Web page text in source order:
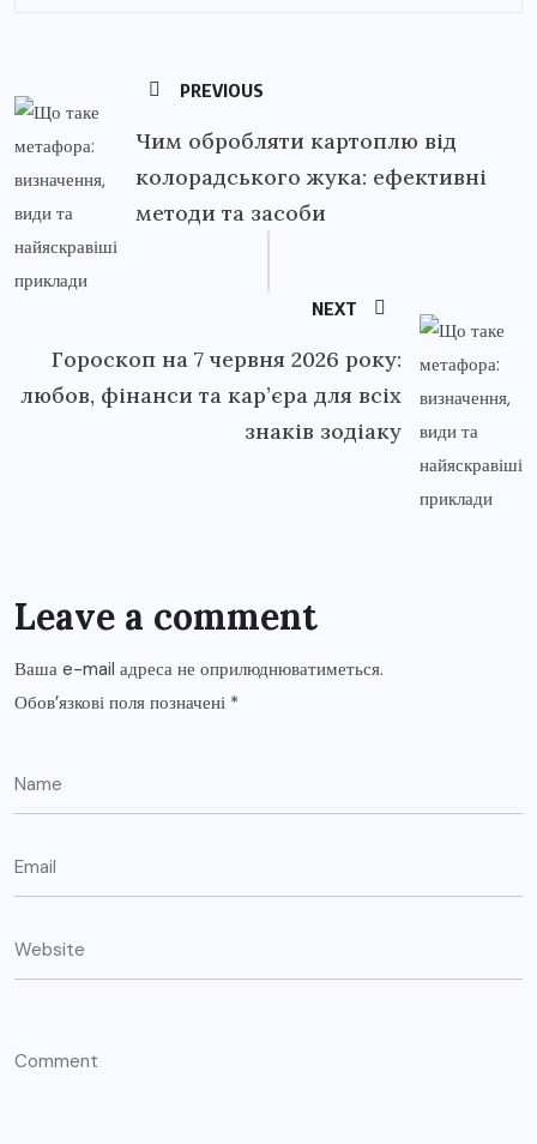
PREVIOUS
Чим обробляти картоплю від
колорадського жука: ефективні
методи та засоби
NEXT
Гороскоп на 7 червня 2026 року:
любов, фінанси та кар’єра для всіх
знаків зодіаку
Leave a comment
Ваша e-mail адреса не оприлюднюватиметься.
Обов’язкові поля позначені *